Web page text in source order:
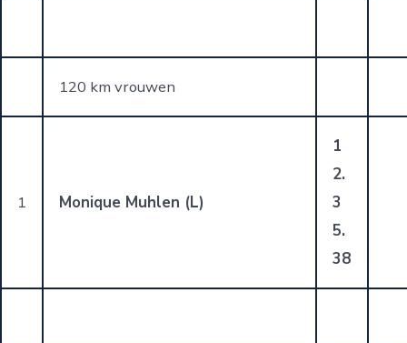
120 km vrouwen
1 Monique Muhlen (L)
1
2.
3
5.
38